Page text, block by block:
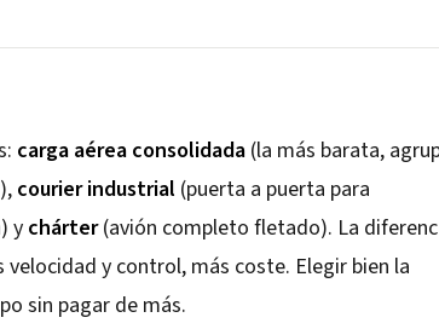
carga aérea consolidada (la más barata,
courier industrial (puerta a puerta para
ychárter(avión completo fletado). La
y control, más coste. Elegir bien la
sin pagar de más.